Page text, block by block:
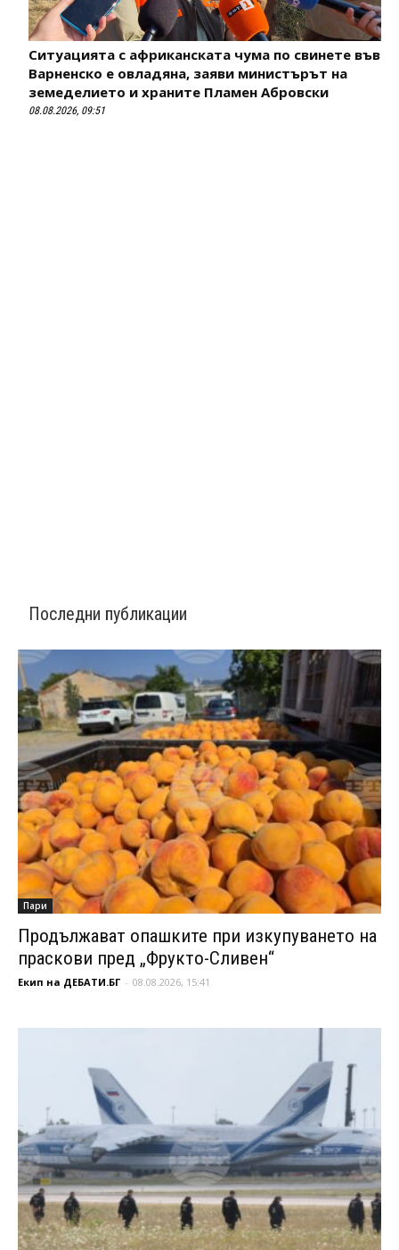
Ситуацията с африканската чума по свинете във
Варненско е овладяна, заяви министърът на
земеделието и храните Пламен Абровски
08.08.2026, 09:51
Последни публикации
Пари
Продължават опашките при изкупуването на
праскови пред „Фрукто-Сливен“
Екип на ДЕБАТИ.БГ - 08.08.2026, 15:41